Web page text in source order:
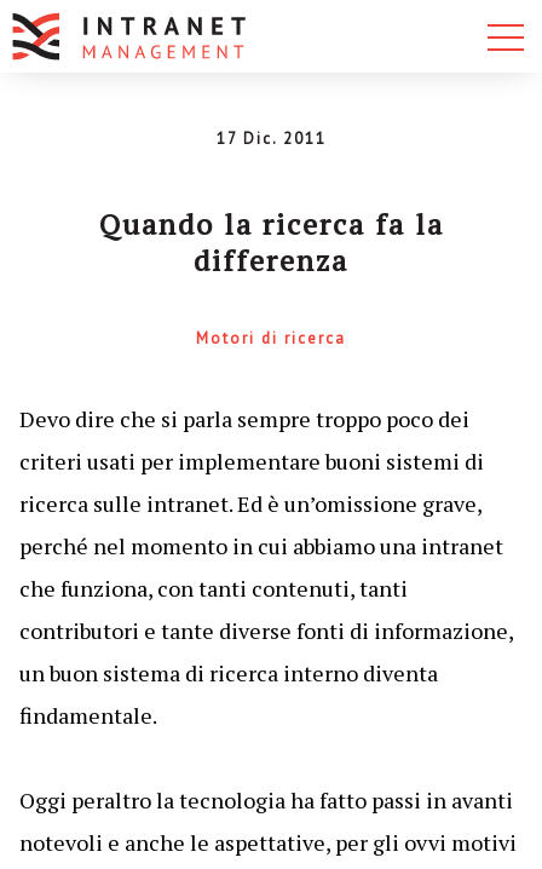
17 Dic. 2011
Quando la ricerca fa la
differenza
Motori di ricerca
Devo dire che si parla sempre troppo poco dei
criteri usati per implementare buoni sistemi di
ricerca sulle intranet. Ed è un’omissione grave,
perché nel momento in cui abbiamo una intranet
che funziona, con tanti contenuti, tanti
contributori e tante diverse fonti di informazione,
un buon sistema di ricerca interno diventa
findamentale.
Oggi peraltro la tecnologia ha fatto passi in avanti
notevoli e anche le aspettative, per gli ovvi motivi